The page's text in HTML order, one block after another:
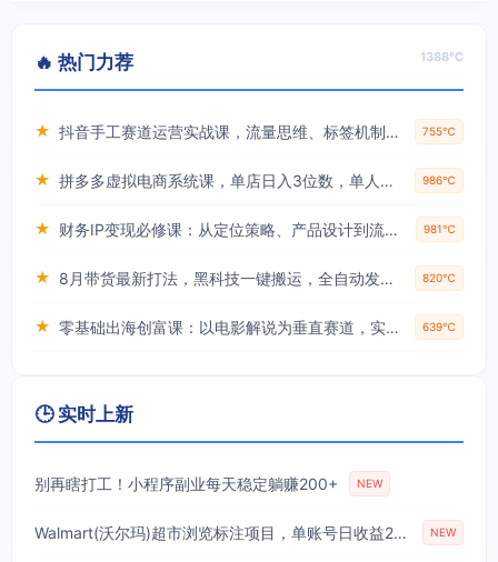
🔥 热门力荐 1388℃
★ 抖音手工赛道运营实战课，流量思维、标签机制、垂直定位，解决不起号难题，单月变现破3万 755℃
★ 拼多多虚拟电商系统课，单店日入3位数，单人可管理3-8家店【附货源】 986℃
★ 财务IP变现必修课：从定位策略、产品设计到流量变现形成完整闭环 981℃
★ 8月带货最新打法，黑科技一键搬运，全自动发布单日5张+，提供矩阵玩法+无限账号【揭秘】 820℃
★ 零基础出海创富课：以电影解说为垂直赛道，实现不出国门赚美金的目标 639℃
🕒 实时上新
别再瞎打工！小程序副业每天稳定躺赚200+ NEW
Walmart(沃尔玛)超市浏览标注项目，单账号日收益20+单电脑日收益可达800+带分佣机制【揭秘】 NEW